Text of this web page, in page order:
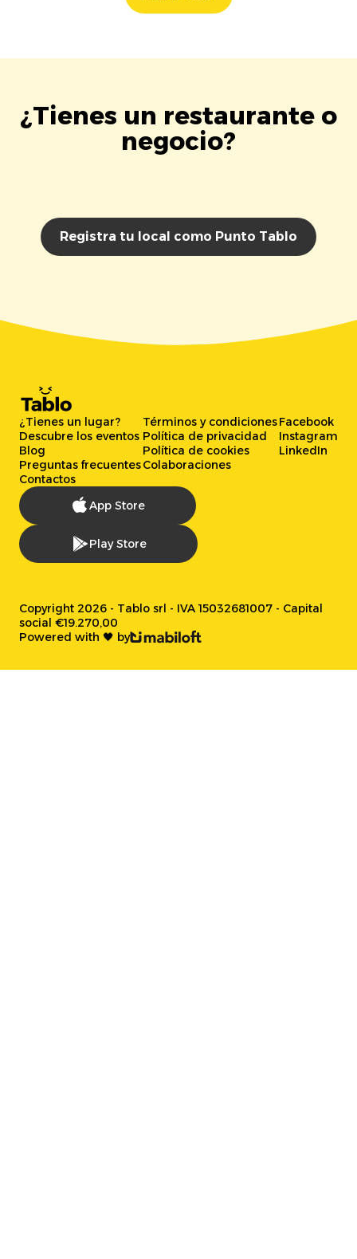
¿Tienes un restaurante o
negocio?
Registra tu local como Punto Tablo
¿Tienes un lugar?
Descubre los eventos
Blog
Preguntas frecuentes
Contactos
Términos y condiciones
Política de privacidad
Política de cookies
Colaboraciones
Facebook
Instagram
LinkedIn
App Store
Play Store
Copyright 2026 - Tablo srl - IVA 15032681007 - Capital
social €19.270,00
Powered with 🖤 by